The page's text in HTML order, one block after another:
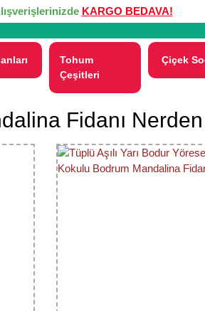
KARGO BEDAVA!
Tohum
Çeşitleri
Çiçek
Fidanı Nerden